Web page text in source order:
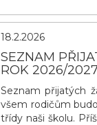
symbolický jarní
obyčejn&yacu
18.2.2026
SEZNAM
ROK 2026/
Seznam přijatých
všem rodičům
třídy naši školu.